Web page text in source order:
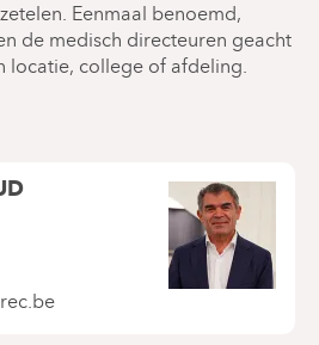
Eenmaal benoemd,
de medisch directeuren geacht
locatie, college of afdeling.